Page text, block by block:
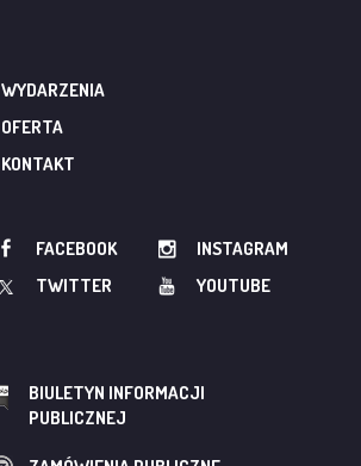
WYDARZENIA
OFERTA
KONTAKT
FACEBOOK
INSTAGRAM
TWITTER
YOUTUBE
BIULETYN INFORMACJI
PUBLICZNEJ